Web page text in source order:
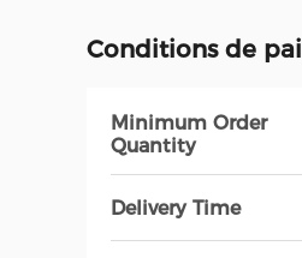
Conditions de
Minimum Order
Quantity
Delivery Time